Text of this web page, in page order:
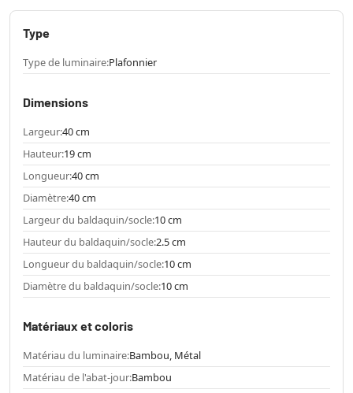
Type
Type de luminaire:Plafonnier
Dimensions
Largeur:40 cm
Hauteur:19 cm
Longueur:40 cm
Diamètre:40 cm
Largeur du baldaquin/socle:10 cm
Hauteur du baldaquin/socle:2.5 cm
Longueur du baldaquin/socle:10 cm
Diamètre du baldaquin/socle:10 cm
Matériaux et coloris
Matériau du luminaire:Bambou, Métal
Matériau de l'abat-jour:Bambou